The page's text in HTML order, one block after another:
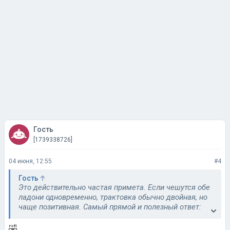
Гость
[1739338726]
04 июня, 12:55 #4
Гость
Это действительно частая примета. Если чешутся обе
ладони одновременно, трактовка обычно двойная, но
чаще позитивная. Самый прямой и полезный ответ: